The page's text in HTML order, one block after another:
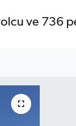
ve 736